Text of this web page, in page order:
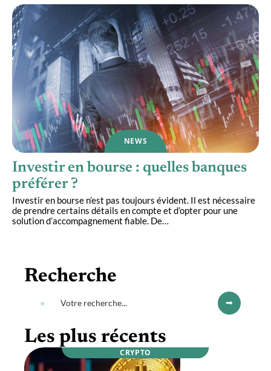
NEWS
Investir en bourse : quelles banques
préférer ?
Investir en bourse n’est pas toujours évident. Il est nécessaire
de prendre certains détails en compte et d’opter pour une
solution d’accompagnement fiable. De…
Recherche
Les plus récents
CRYPTO